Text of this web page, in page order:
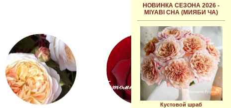
НОВИНКА СЕЗОНА 2026 -
MIYABI CHA (МИЯБИ ЧА)
Кустовой шраб